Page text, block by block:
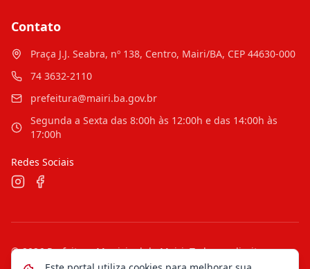
Contato
Praça J.J. Seabra, nº 138, Centro, Mairi/BA, CEP 44630-000
74 3632-2110
prefeitura@mairi.ba.gov.br
Segunda a Sexta das 8:00h às 12:00h e das 14:00h às
17:00h
Redes Sociais
©2026 Prefeitura Municipal de Mairi. Todos os direitos
reservados.